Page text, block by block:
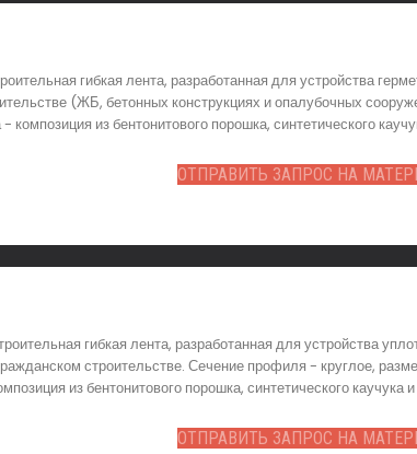
гибкая лента, разработанная для устройства
(ЖБ, бетонных конструкциях и опалубочных
из бентонитового порошка, синтетического
ОТПРАВИТЬ ЗАПРОС НА
гибкая лента, разработанная для устройства
строительстве. Сечение профиля - круглое,
из бентонитового порошка, синтетического
ОТПРАВИТЬ ЗАПРОС НА